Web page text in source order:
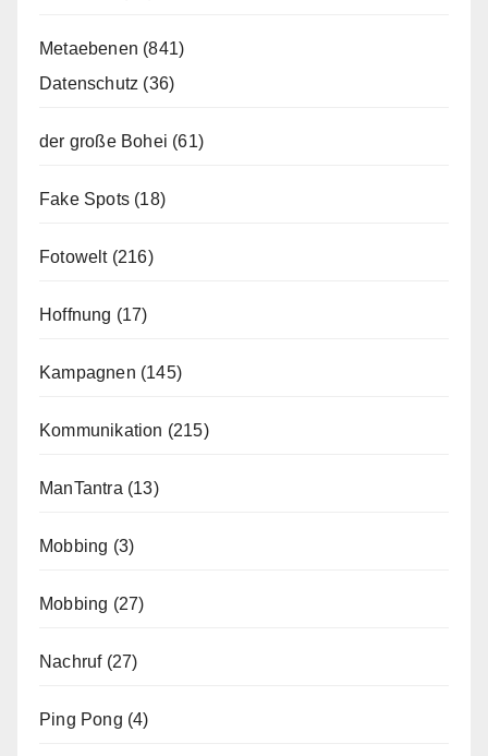
Metaebenen (841)
Datenschutz (36)
der große Bohei (61)
Fake Spots (18)
Fotowelt(216)
Hoffnung (17)
Kampagnen (145)
Kommunikation (215)
ManTantra (13)
Mobbing (3)
Mobbing (27)
Nachruf(27)
Ping Pong (4)